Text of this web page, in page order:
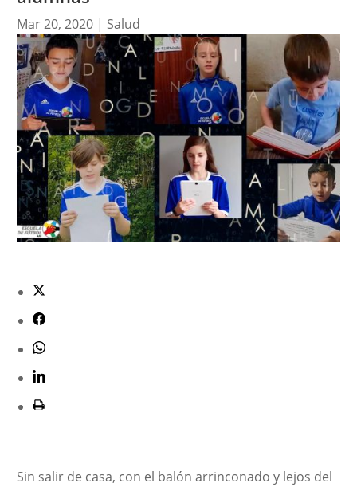
Mar 20, 2020| Salud
Sin salir de casa, con el balón arrinconado y lejos del